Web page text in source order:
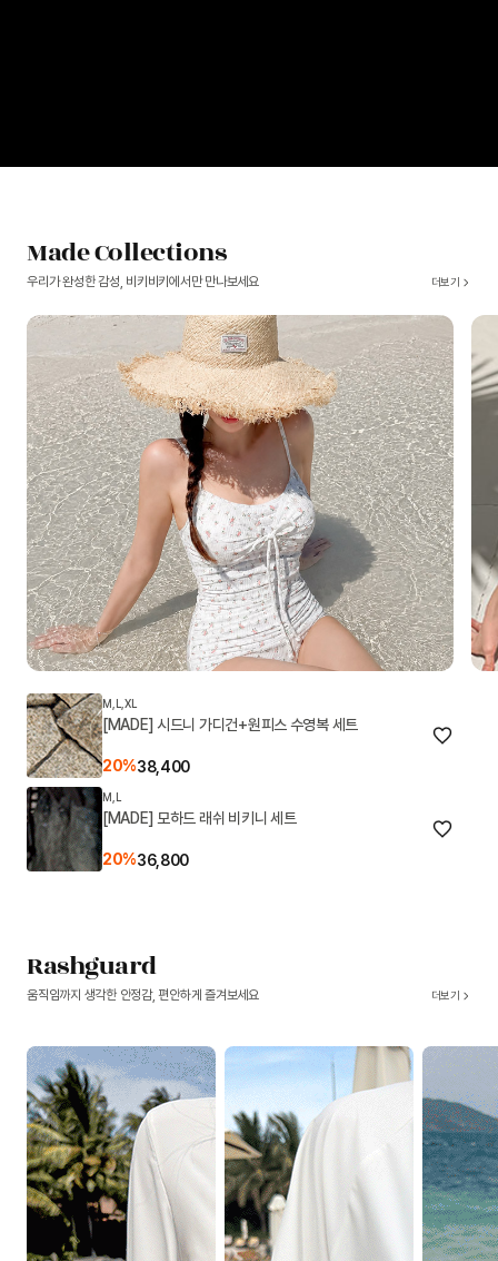
Made Collections
우리가 완성한 감성, 비키비키에서만 만나보세요 더보기
M,L,XL
[MADE] 시드니 가디건+원피스 수영복 세트
20%38,400
M,L
[MADE] 모하드 래쉬 비키니 세트
20%36,800
Rashguard
움직임까지 생각한 안정감, 편안하게 즐겨보세요 더보기